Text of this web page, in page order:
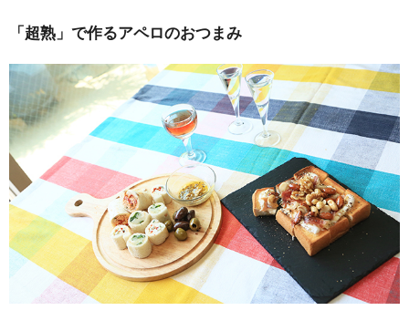
「超熟」で作るアペロのおつまみ